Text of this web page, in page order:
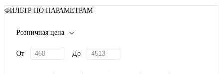
ФИЛЬТР ПО ПАРАМЕТРАМ
Розничная цена
От До